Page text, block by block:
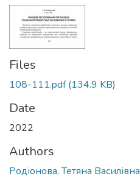
Files
108-111.pdf(134.9 KB)
Date
2022
Authors
Родіонова, Тетяна Василівна